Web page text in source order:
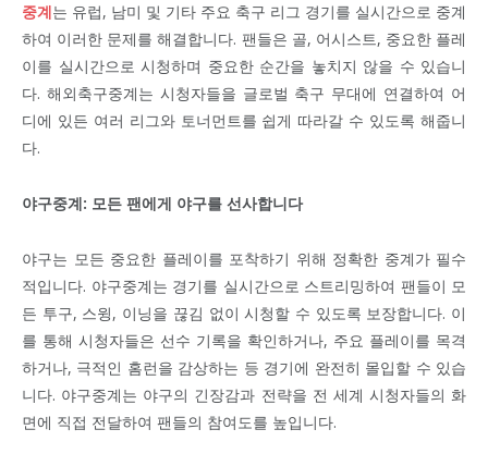
중계는 유럽, 남미 및 기타 주요 축구 리그 경기를 실시간으로 중계
하여 이러한 문제를 해결합니다. 팬들은 골, 어시스트, 중요한 플레
이를 실시간으로 시청하며 중요한 순간을 놓치지 않을 수 있습니
다. 해외축구중계는 시청자들을 글로벌 축구 무대에 연결하여 어
디에 있든 여러 리그와 토너먼트를 쉽게 따라갈 수 있도록 해줍니
다.
야구중계: 모든 팬에게 야구를 선사합니다
야구는 모든 중요한 플레이를 포착하기 위해 정확한 중계가 필수
적입니다. 야구중계는 경기를 실시간으로 스트리밍하여 팬들이 모
든 투구, 스윙, 이닝을 끊김 없이 시청할 수 있도록 보장합니다. 이
를 통해 시청자들은 선수 기록을 확인하거나, 주요 플레이를 목격
하거나, 극적인 홈런을 감상하는 등 경기에 완전히 몰입할 수 있습
니다. 야구중계는 야구의 긴장감과 전략을 전 세계 시청자들의 화
면에 직접 전달하여 팬들의 참여도를 높입니다.